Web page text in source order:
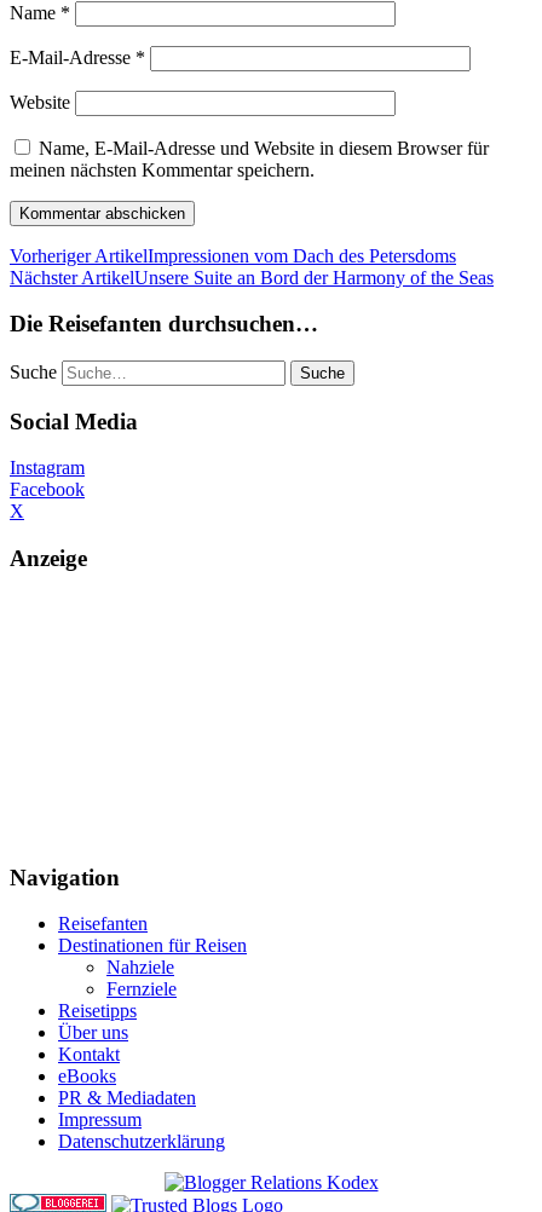
Name *
E-Mail-Adresse *
Website
Name, E-Mail-Adresse und Website in diesem Browser für
meinen nächsten Kommentar speichern.
Vorheriger ArtikelImpressionen vom Dach des Petersdoms
Nächster ArtikelUnsere Suite an Bord der Harmony of the Seas
Die Reisefanten durchsuchen…
Suche
Social Media
Instagram
Facebook
X
Anzeige
Navigation
Reisefanten
Destinationen für Reisen
Nahziele
Fernziele
Reisetipps
Über uns
Kontakt
eBooks
PR & Mediadaten
Impressum
Datenschutzerklärung